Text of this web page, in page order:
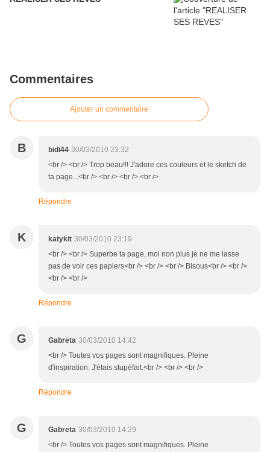
Commentaires
Ajouter un commentaire
B bidi44 30/03/2010 23:32
<br /> <br /> Trop beau!!! J'adore ces couleurs et le sketch de
ta page...<br /> <br /> <br /> <br />
Répondre
K katykit 30/03/2010 23:19
<br /> <br /> Superbe ta page, moi non plus je ne me lasse
pas de voir ces papiers<br /> <br /> <br /> BIsous<br /> <br />
<br /> <br />
Répondre
G Gabreta 30/03/2010 14:42
<br /> Toutes vos pages sont magnifiques. Pleine
d'inspiration. J'étais stupéfait.<br /> <br /> <br />
Répondre
G Gabreta 30/03/2010 14:29
<br /> Toutes vos pages sont magnifiques. Pleine